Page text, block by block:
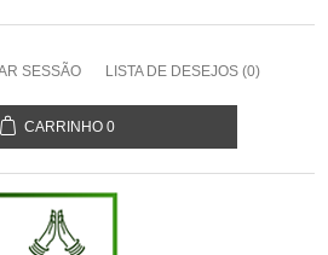
SESSÃO LISTA DE DESEJOS (0)
CARRINHO 0